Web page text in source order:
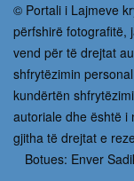
© Portali i Lajmeve
përfshirë fotografitë,
vend për të drejtat
shfrytëzimin
kundërtën
autoriale dhe është i
gjitha të drejtat e
Botues: Enver